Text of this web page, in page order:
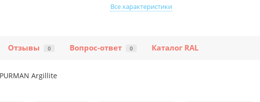
Все характеристики
Отзывы 0 Вопрос-ответ 0 Каталог RAL
Argillite